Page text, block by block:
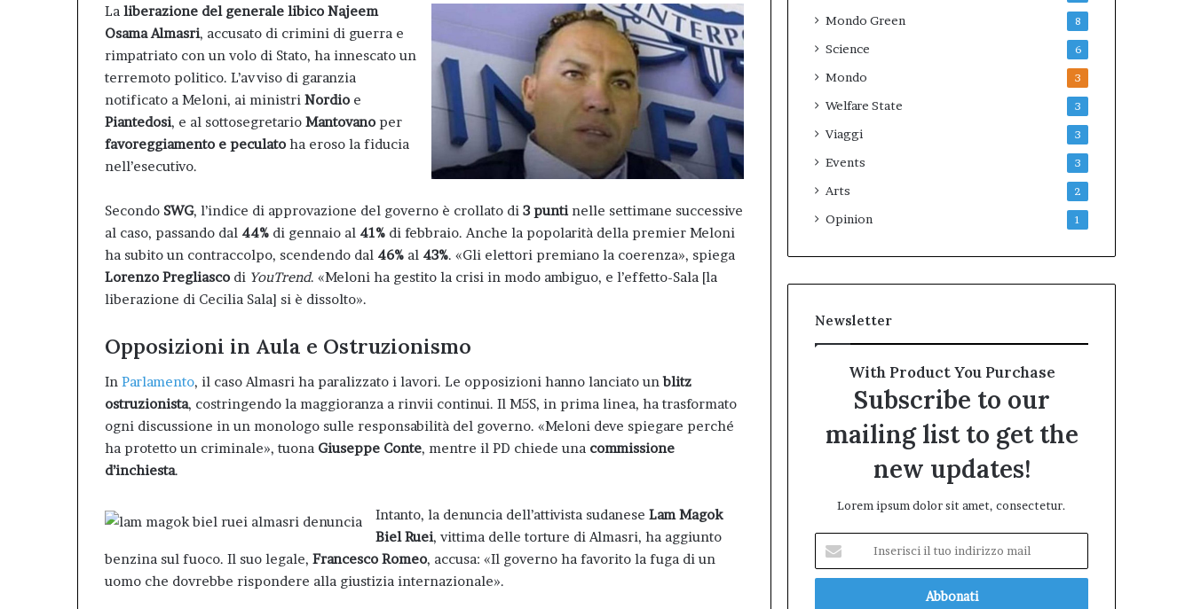
La liberazione del generale libico Najeem
Osama Almasri, accusato di crimini di guerra e
rimpatriato con un volo di Stato, ha innescato un
terremoto politico. L’avviso di garanzia
notificato a Meloni, ai ministri Nordio e
Piantedosi, e al sottosegretario Mantovano per
favoreggiamento e peculato ha eroso la fiducia
nell’esecutivo.
Secondo SWG, l’indice di approvazione del governo è crollato di 3 punti nelle settimane successive
al caso, passando dal 44% di gennaio al 41% di febbraio. Anche la popolarità della premier Meloni
ha subito un contraccolpo, scendendo dal 46% al 43%. «Gli elettori premiano la coerenza», spiega
Lorenzo Pregliasco di YouTrend. «Meloni ha gestito la crisi in modo ambiguo, e l’effetto-Sala [la
liberazione di Cecilia Sala] si è dissolto».
Opposizioni in Aula e Ostruzionismo
In Parlamento, il caso Almasri ha paralizzato i lavori. Le opposizioni hanno lanciato unblitz
ostruzionista, costringendo la maggioranza a rinvii continui. Il M5S, in prima linea, ha trasformato
ogni discussione in un monologo sulle responsabilità del governo. «Meloni deve spiegare perché
ha protetto un criminale», tuona Giuseppe Conte, mentre il PD chiede una commissione
d’inchiesta.
Intanto, la denuncia dell’attivista sudanese Lam Magok
Biel Ruei, vittima delle torture di Almasri, ha aggiunto
benzina sul fuoco. Il suo legale, Francesco Romeo, accusa: «Il governo ha favorito la fuga di un
uomo che dovrebbe rispondere alla giustizia internazionale».
Mondo Green 8
Science 6
Mondo 3
Welfare State 3
Viaggi 3
Events 3
Arts 2
Opinion 1
Newsletter
With Product You Purchase
Subscribe to our
mailing list to get the
new updates!
Lorem ipsum dolor sit amet, consectetur.
tuo